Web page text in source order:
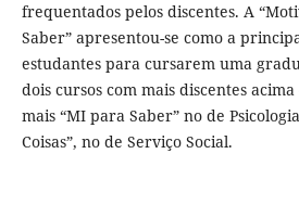
frequentados pelos discentes. A
Saber” apresentou-se como a
estudantes para cursarem uma
dois cursos com mais discentes
mais “MI para Saber” no de
Coisas”, no de Serviço Social.